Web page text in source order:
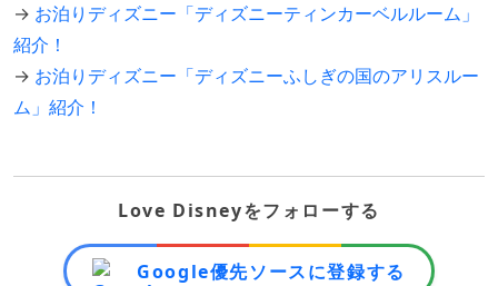
→ お泊りディズニー「ディズニーティンカーベルルーム」
紹介！
→ お泊りディズニー「ディズニーふしぎの国のアリスルー
ム」紹介！
Love Disneyをフォローする
Google優先ソースに登録する